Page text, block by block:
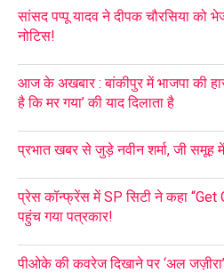
सांसद पप्पू यादव ने दीपक चौरसिया को
नोटिस!
आज के अखबार : बांकीपुर में भाजपा की
है कि मर गया’ की याद दिलाता है
प्रभात खबर से जुड़े नवीन शर्मा, जी समूह
प्रेस कॉन्फ्रेंस में SP सिटी ने कहा “Get
पहुंच गया पत्रकार!
पीओके की कवरेज दिखाने पर ‘अल